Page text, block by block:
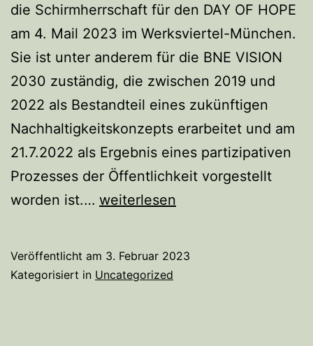
die Schirmherrschaft für den DAY OF HOPE
am 4. Mail 2023 im Werksviertel-München.
Sie ist unter anderem für die BNE VISION
2030 zuständig, die zwischen 2019 und
2022 als Bestandteil eines zukünftigen
Nachhaltigkeitskonzepts erarbeitet und am
21.7.2022 als Ergebnis eines partizipativen
Prozesses der Öffentlichkeit vorgestellt
worden ist.… Katrin
Schirmherrschaft
weiterlesen
Veröffentlicht am 3. Februar 2023
Kategorisiert in Uncategorized